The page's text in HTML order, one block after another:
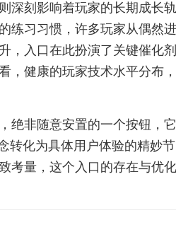
深刻影响着玩家的长期成长
练习习惯，许多玩家从偶然
，入口在此扮演了关键催化
，健康的玩家技术水平分布
绝非随意安置的一个按钮，
转化为具体用户体验的精妙
考量，这个入口的存在与优